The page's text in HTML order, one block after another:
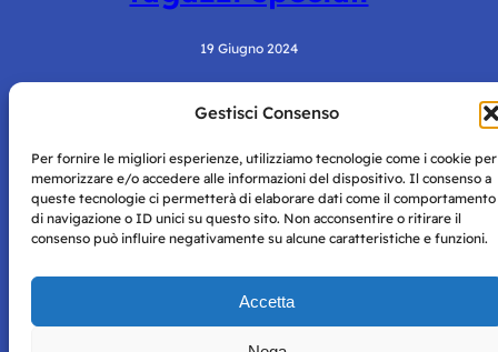
Gestisci Consenso
Per fornire le migliori esperienze, utilizziamo tecnologie come i cookie per
memorizzare e/o accedere alle informazioni del dispositivo. Il consenso a
queste tecnologie ci permetterà di elaborare dati come il comportamento
di navigazione o ID unici su questo sito. Non acconsentire o ritirare il
consenso può influire negativamente su alcune caratteristiche e funzioni.
Accetta
19 Giugno 2024
Napoli con autorizzazione numero 38 del 25/9/2019.
Tutte le immagini e i contenuti su questo sito sono forniti